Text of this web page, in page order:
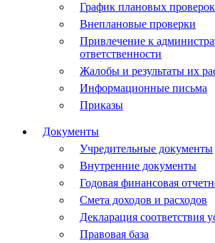
График плановых проверок
Внеплановые проверки
Привлечение к
ответственности
Жалобы и результаты их
Информационные письма
Приказы
Документы
Учредительные документы
Внутренние документы
Годовая финансовая
Смета доходов и расходов
Декларация соответствия
Правовая база